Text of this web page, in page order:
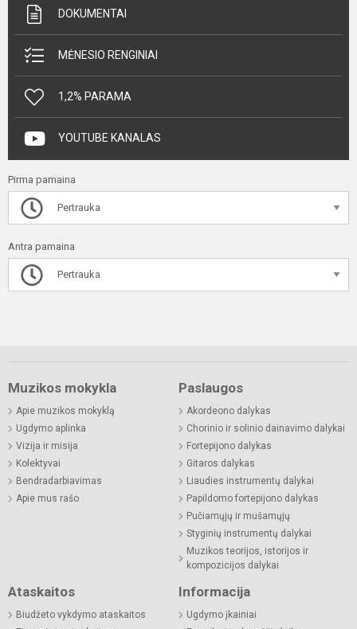
DOKUMENTAI
MĖNESIO RENGINIAI
1,2% PARAMA
YOUTUBE KANALAS
Pirma pamaina
Pertrauka
Antra pamaina
Pertrauka
Muzikos mokykla
Apie muzikos mokyklą
Ugdymo aplinka
Vizija ir misija
Kolektyvai
Bendradarbiavimas
Apie mus rašo
Paslaugos
Akordeono dalykas
Chorinio ir solinio dainavimo dalykai
Fortepijono dalykas
Gitaros dalykas
Liaudies instrumentų dalykai
Papildomo fortepijono dalykas
Pučiamųjų ir mušamųjų
Styginių instrumentų dalykai
Muzikos teorijos, istorijos ir
kompozicijos dalykai
Ataskaitos
Biudžeto vykdymo ataskaitos
Informacija
Ugdymo įkainiai